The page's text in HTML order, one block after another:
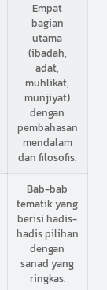
Empat
bagian
utama
(ibadah,
adat,
muhlikat,
munjiyat)
dengan
pembahasan
mendalam
dan filosofis.
Bab-bab
tematik yang
berisi hadis-
hadis pilihan
dengan
sanad yang
ringkas.